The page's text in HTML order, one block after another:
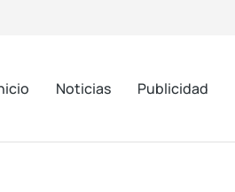
Noticias Publicidad